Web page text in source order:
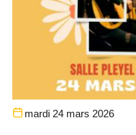
mardi 24 mars 2026